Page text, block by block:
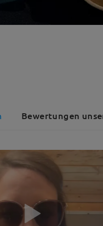
Bewertungen